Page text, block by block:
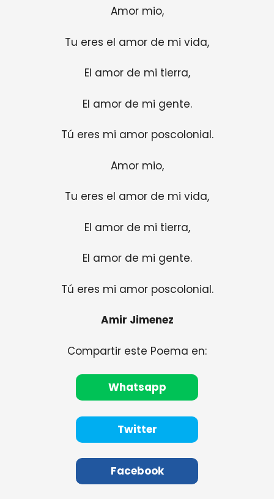
Amor mio,
Tu eres el amor de mi vida,
El amor de mi tierra,
El amor de mi gente.
Tú eres mi amor poscolonial.
Amor mio,
Tu eres el amor de mi vida,
El amor de mi tierra,
El amor de mi gente.
Tú eres mi amor poscolonial.
Amir Jimenez
Compartir este Poema en:
Whatsapp
Twitter
Facebook